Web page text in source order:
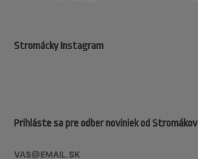
Prihláste sa pre odber noviniek od Stromákov
Stromácky Instagram